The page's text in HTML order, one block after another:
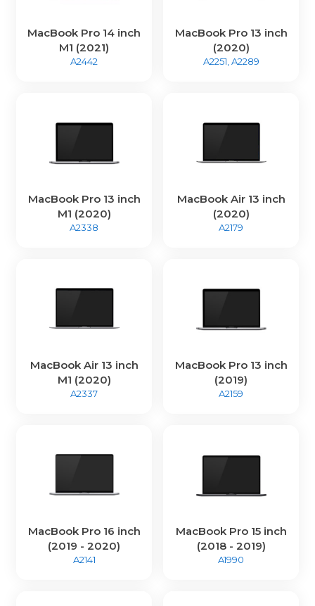
MacBook Pro 14 inch
M1 (2021)
A2442
MacBook Pro 13 inch
(2020)
A2251, A2289
MacBook Pro 13 inch
M1 (2020)
A2338
MacBook Air 13 inch
(2020)
A2179
MacBook Air 13 inch
M1 (2020)
A2337
MacBook Pro 13 inch
(2019)
A2159
MacBook Pro 16 inch
(2019 - 2020)
A2141
MacBook Pro 15 inch
(2018 - 2019)
A1990